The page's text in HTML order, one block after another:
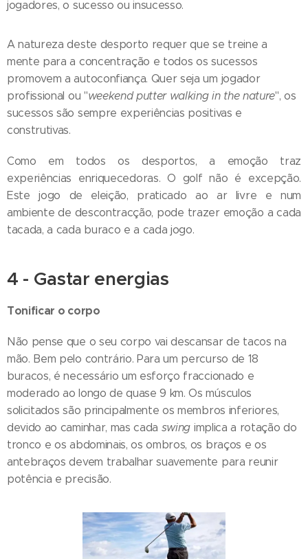
jogadores, o sucesso ou insucesso.
A natureza deste desporto requer que se treine a
mente para a concentração e todos os sucessos
promovem a autoconfiança. Quer seja um jogador
profissional ou "weekend putter walking in the nature", os
sucessos são sempre experiências positivas e
construtivas.
Como em todos os desportos, a emoção traz
experiências enriquecedoras. O golf não é excepção.
Este jogo de eleição, praticado ao ar livre e num
ambiente de descontracção, pode trazer emoção a cada
tacada, a cada buraco e a cada jogo.
4 - Gastar energias
Tonificar o corpo
Não pense que o seu corpo vai descansar de tacos na
mão. Bem pelo contrário. Para um percurso de 18
buracos, é necessário um esforço fraccionado e
moderado ao longo de quase 9 km. Os músculos
solicitados são principalmente os membros inferiores,
devido ao caminhar, mas cada swing implica a rotação do
tronco e os abdominais, os ombros, os braços e os
antebraços devem trabalhar suavemente para reunir
potência e precisão.